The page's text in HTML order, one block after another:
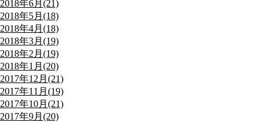
2018年6月(21)
2018年5月(18)
2018年4月(18)
2018年3月(19)
2018年2月(19)
2018年1月(20)
2017年12月(21)
2017年11月(19)
2017年10月(21)
2017年9月(20)